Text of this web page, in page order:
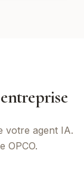
votre agent IA.
OPCO.